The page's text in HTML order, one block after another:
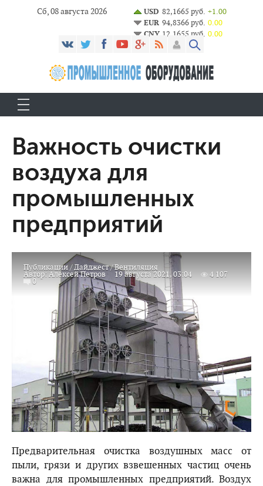
Сб, 08 августа 2026 USD 82,1665 руб. +1.00
EUR 94,8366 руб. 0.00
CNY 12,1655 руб. 0.00
Важность очистки
воздуха для
промышленных
предприятий
Публикации/Дайджест/Вентиляция
Автор:Алексей Петров 19 августа 2021, 03:04 4 107
0
Предварительная очистка воздушных масс от
пыли, грязи и других взвешенных частиц очень
важна для промышленных предприятий. Воздух